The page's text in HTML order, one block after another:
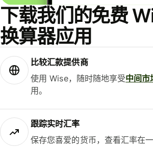
下载我们的免费
换算器应用
比较汇款提供商
使用 Wise，随时随地享受中间市
用。
跟踪实时汇率
保存您喜爱的货币，查看汇率在